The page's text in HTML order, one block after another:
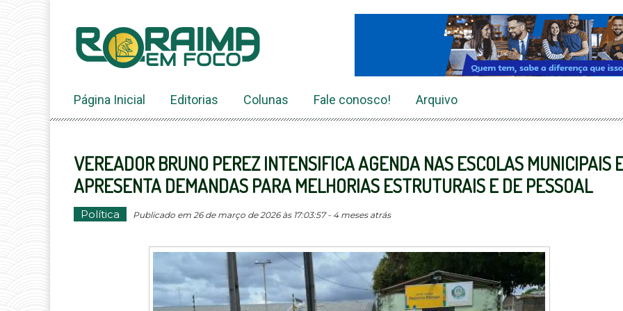
conteúdo
Página Inicial Editorias Colunas Fale conosco! Arquivo
VEREADOR BRUNO PEREZ INTENSIFICA AGENDA NAS ESCOLAS MUNICIPAIS
APRESENTA DEMANDAS PARA MELHORIAS ESTRUTURAIS E DE PESSOAL
Política Publicado em 26 de março de 2026 às 17:03:57 - 4 meses atrás